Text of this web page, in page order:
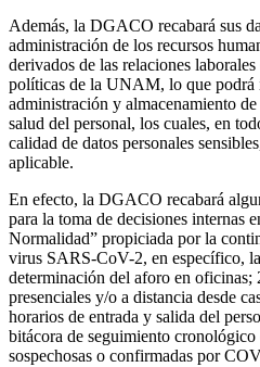
Además, la DGACO recabará sus
administración de los recursos
derivados de las relaciones
políticas de la UNAM, lo que podrá
administración y almacenamiento
salud del personal, los cuales, en
calidad de datos personales
aplicable.
En efecto, la DGACO recabará
para la toma de decisiones internas
Normalidad” propiciada por la
virus SARS-CoV-2, en específico,
determinación del aforo en oficinas;
presenciales y/o a distancia desde
horarios de entrada y salida del
bitácora de seguimiento cronológico
sospechosas o confirmadas por